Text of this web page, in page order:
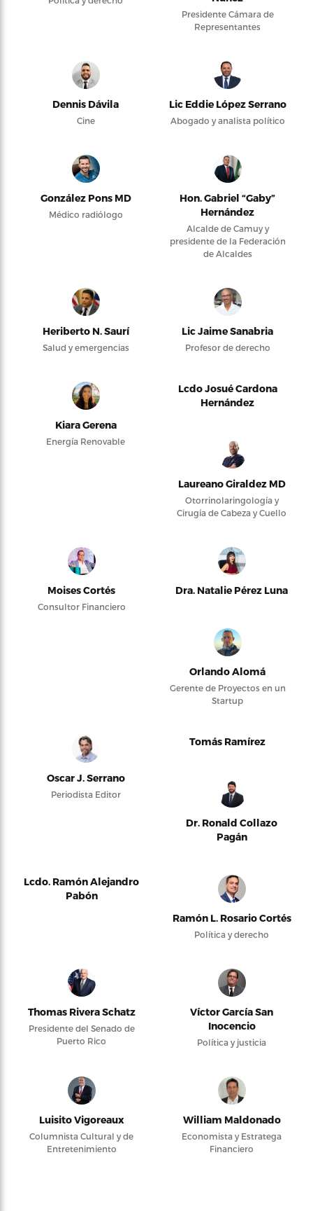
Presidente Cámara de
Representantes
Dennis Dávila
Cine
Lic Eddie López Serrano
Abogado y analista político
González Pons MD
Médico radiólogo
Hon. Gabriel “Gaby”
Hernández
Alcalde de Camuy y
presidente de la Federación
de Alcaldes
Heriberto N. Saurí
Salud y emergencias
Lic Jaime Sanabria
Profesor de derecho
Kiara Gerena
Energía Renovable
Lcdo Josué Cardona
Hernández
Laureano Giraldez MD
Otorrinolaringología y
Cirugía de Cabeza y Cuello
Moises Cortés
Consultor Financiero
Dra. Natalie Pérez Luna
Orlando Alomá
Gerente de Proyectos en un
Startup
Oscar J. Serrano
Periodista Editor
Tomás Ramírez
Dr. Ronald Collazo
Pagán
Lcdo. Ramón Alejandro
Pabón
Ramón L. Rosario Cortés
Política y derecho
Thomas Rivera Schatz
Presidente del Senado de
Puerto Rico
Víctor García San
Inocencio
Política y justicia
Luisito Vigoreaux
Columnista Cultural y de
Entretenimiento
William Maldonado
Economista y Estratega
Financiero